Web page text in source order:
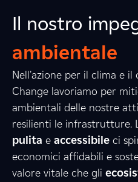
Il nostro
ambientale
Nell'azione per il clima e
Change lavoriamo per
ambientali delle nostre
resilienti le infrastrutture.
pulita e accessibile ci
economici affidabili e
valore vitale che gli
2 4
3